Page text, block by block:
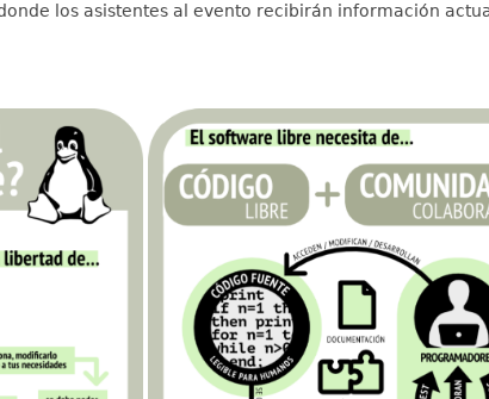
los asistentes al evento recibirán información